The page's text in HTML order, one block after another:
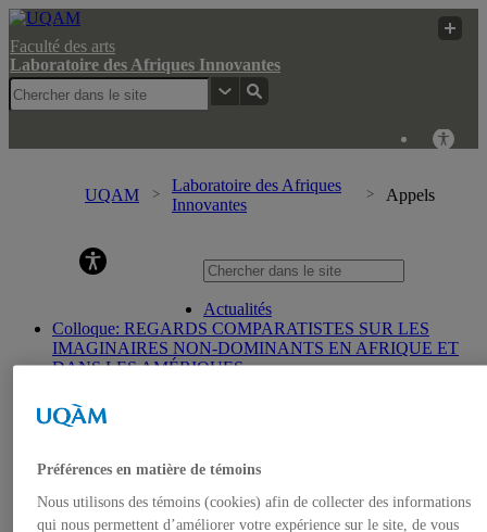
Faculté des arts
Laboratoire des Afriques Innovantes
UQAM
Laboratoire des Afriques
Innovantes
Appels
Actualités
Colloque: REGARDS COMPARATISTES SUR LES
IMAGINAIRES NON-DOMINANTS EN AFRIQUE ET
DANS LES AMÉRIQUES
Bulletin d’études africaines
Bulletin Bandung Spirit
Historique
Monia Abdallah
Christian Agbobli
Préférences en matière de témoins
Nous utilisons des témoins (cookies) afin de collecter des informations
qui nous permettent d’améliorer votre expérience sur le site, de vous